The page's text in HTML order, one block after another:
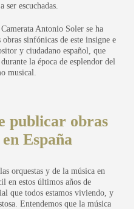
ser escuchadas.
Antonio Soler se ha
sinfónicas de este insigne e
y ciudadano español, que
la época de esplendor del
musical.
publicar obras
España
orquestas y de la música en
en estos últimos años de
que todos estamos viviendo, y
Entendemos que la música